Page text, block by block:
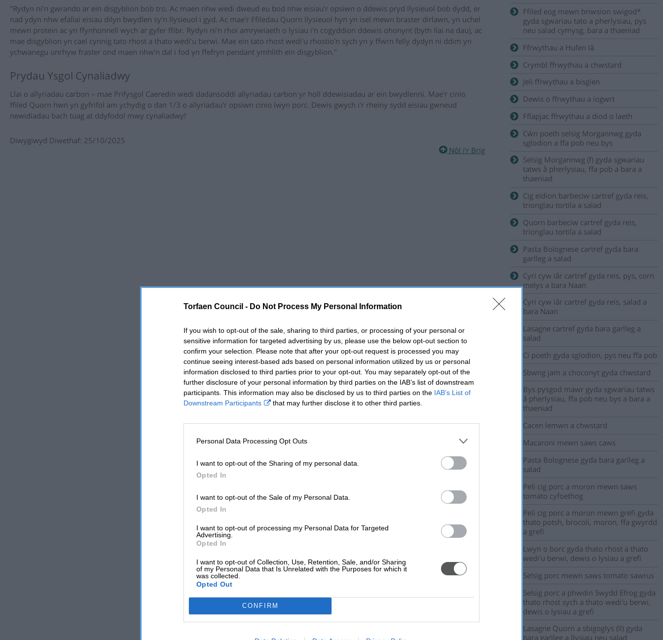
Torfaen Council - Do Not Process My Personal Information
If you wish to opt-out of the sale, sharing to third parties, or processing of your personal or
sensitive information for targeted advertising by us, please use the below opt-out section to
confirm your selection. Please note that after your opt-out request is processed you may
continue seeing interest-based ads based on personal information utilized by us or personal
information disclosed to third parties prior to your opt-out. You may separately opt-out of the
further disclosure of your personal information by third parties on the IAB’s list of downstream
participants. This information may also be disclosed by us to third parties on the IAB’s List of
Downstream Participants
that may further disclose it to other third parties.
Personal Data Processing Opt Outs
I want to opt-out of the Sharing of my personal data.
Opted In
I want to opt-out of the Sale of my Personal Data.
Opted In
I want to opt-out of processing my Personal Data for Targeted
Advertising.
Opted In
I want to opt-out of Collection, Use, Retention, Sale, and/or Sharing
of my Personal Data that Is Unrelated with the Purposes for which it
was collected.
Opted Out
CONFIRM
"Rydyn ni’n gwrando ar ein disgyblion bob tro. Ac maen nhw wedi dweud eu bod nhw eisiau’r opsiwn o ddewis pryd llysieuol bob dydd, er
nad ydyn nhw efallai eisiau dilyn bwydlen sy’n llysieuol i gyd. Ac mae'r Ffiledau Quorn llysieuol hyn yn isel mewn braster dirlawn, yn uchel
mewn protein ac yn ffynhonnell wych ar gyfer ffibr. Rydyn ni'n rhoi amrywiaeth o lysiau i'n cogyddion ddewis ohonynt (byth llai na dau), ac
mae disgyblion yn cael cynnig tato rhost a thato wedi’u berwi. Mae ein tato rhost wedi'u rhostio'n sych yn y ffwrn felly dydyn ni ddim yn
ychwanegu unrhyw fraster ond maen nhw'n dal i fod yn ffefryn pendant ymhlith ein disgyblion."
Prydau Ysgol Cynaliadwy
Llai o allyriadau carbon – mae Prifysgol Caeredin wedi dadansoddi allyriadau carbon yr holl ddewisiadau ar ein bwydlenni. Mae'r cinio
ffiled Quorn hwn yn gyfrifol am ychydig o dan 1/3 o allyriadau'r opsiwn cinio lwyn porc. Dewis gwych i'r rheiny sydd eisiau gwneud
newidiadau bach tuag at ddyfodol mwy cynaliadwy!
Diwygiwyd Diwethaf: 25/10/2025
Nôl i’r Brig
Ffiled eog mewn briwsion swigod*
gyda sgwariau tato a pherlysiau, pys
neu salad cymysg, bara a thaeniad
Ffrwythau a Hufen Iâ
Crymbl ffrwythau a chwstard
Jeli ffrwythau a bisgïen
Dewis o ffrwythau a iogwrt
Fflapjac ffrwythau a diod o laeth
Cŵn poeth selsig Morgannwg gyda
sglodion a ffa pob neu bys
Selsig Morgannwg (f) gyda sgwariau
tatws â pherlysiau, ffa pob a bara a
thaeniad
Cig eidion barbeciw cartref gyda reis,
trionglau tortila a salad
Quorn barbeciw cartref gyda reis,
trionglau tortila a salad
Pasta Bolognese cartref gyda bara
garlleg a salad
Cyri cyw iâr cartref gyda reis, pys, corn
melys a bara Naan
Cyri cyw iâr cartref gyda reis, salad a
bara Naan
Lasagne cartref gyda bara garlleg a
salad
Ci poeth gyda sglodion, pys neu ffa pob
Sbwng jam a choconyt gyda chwstard
Bys pysgod mawr gyda sgwariau tatws
â pherlysiau, ffa pob neu bys a bara a
thaeniad
Cacen lemwn a chwstard
Macaroni mewn saws caws
Pasta Bolognese gyda bara garlleg a
salad
Peli cig porc a moron mewn saws
tomato cyfoethog
Peli cig porc a moron mewn grefi gyda
thato potsh, brocoli, moron, ffa gwyrdd
a grefi
Lwyn o borc gyda thato rhost a thato
wedi'u berwi, dewis o lysiau a grefi
Selsig porc mewn saws tomato sawrus
Selsig porc a phwdin Swydd Efrog gyda
thato rhost sych a thato wedi'u berwi,
dewis o lysiau a grefi
Lasagne Quorn a sbigoglys (ll) gyda
bara garlleg a llysiau neu salad